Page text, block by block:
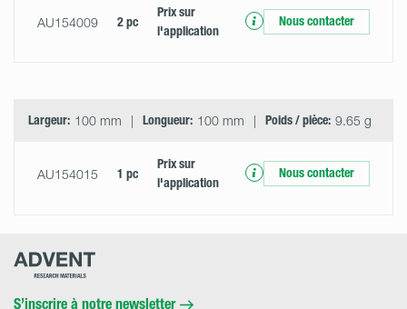
AU154009 2 pc
Prix ​​sur
l'application
Nous contacter
Largeur: 100 mm Longueur: 100 mm Poids / pièce: 9.65 g
AU154015 1 pc
Prix ​​sur
l'application
Nous contacter
Advent
S’inscrire à notre newsletter